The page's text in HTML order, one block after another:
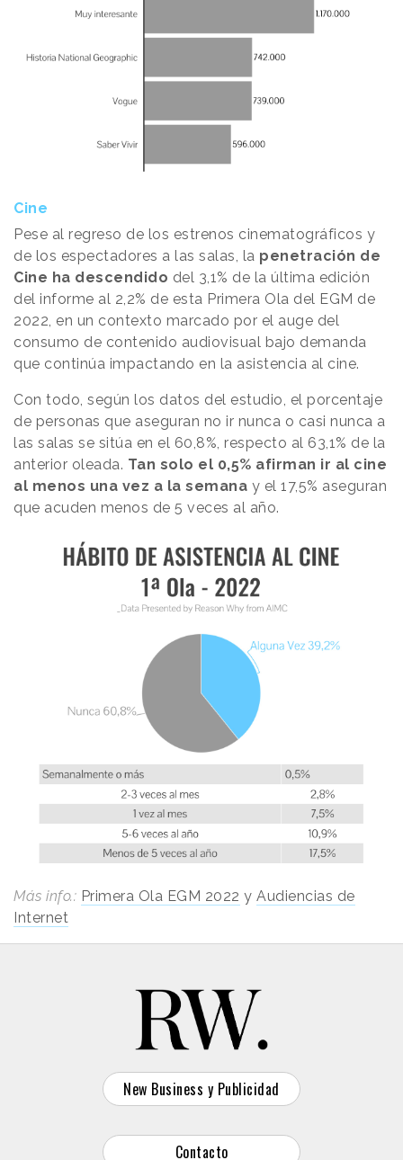
Cine
Pese al regreso de los estrenos cinematográficos y
de los espectadores a las salas, la penetración de
Cine ha descendido del 3,1% de la última edición
del informe al 2,2% de esta Primera Ola del EGM de
2022, en un contexto marcado por el auge del
consumo de contenido audiovisual bajo demanda
que continúa impactando en la asistencia al cine.
Con todo, según los datos del estudio, el porcentaje
de personas que aseguran no ir nunca o casi nunca a
las salas se sitúa en el 60,8%, respecto al 63,1% de la
anterior oleada. Tan solo el 0,5% afirman ir al cine
al menos una vez a la semana y el 17,5% aseguran
que acuden menos de 5 veces al año.
Más info.: Primera Ola EGM 2022 y Audiencias de
Internet
New Business y Publicidad
Contacto